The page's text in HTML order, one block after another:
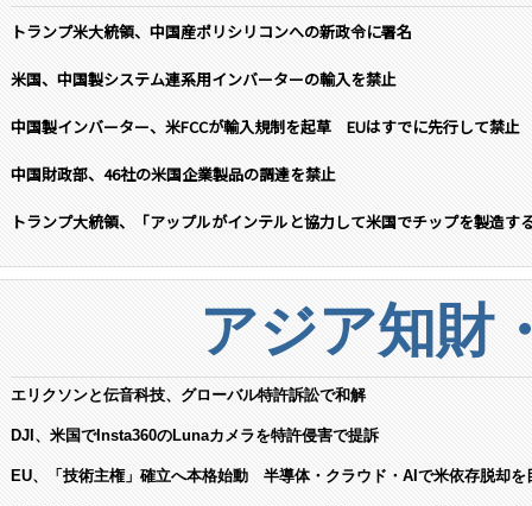
トランプ米大統領、中国産ポリシリコンへの新政令に署名
米国、中国製システム連系用インバーターの輸入を禁止
中国製インバーター、米FCCが輸入規制を起草 EUはすでに先行して禁止
中国財政部、46社の米国企業製品の調達を禁止
トランプ大統領、「アップルがインテルと協力して米国でチップを製造す
アジア知財
エリクソンと伝音科技、グローバル特許訴訟で和解
DJI、米国でInsta360のLunaカメラを特許侵害で提訴
EU、「技術主権」確立へ本格始動 半導体・クラウド・AIで米依存脱却を